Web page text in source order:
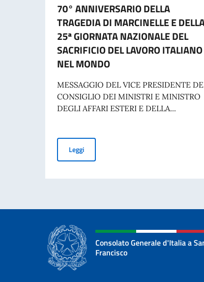
70° ANNIVERSARIO DELLA
TRAGEDIA DI MARCINELLE E
25ª GIORNATA NAZIONALE DEL
SACRIFICIO DEL LAVORO ITALIANO
NEL MONDO
MESSAGGIO DEL VICE PRESIDENTE
CONSIGLIO DEI MINISTRI E MINISTRO
DEGLI AFFARI ESTERI E DELLA...
Leggi70° ANNIVERSARIO DELLA TRAGEDIA
Consolato Generale d'Italia a
Francisco